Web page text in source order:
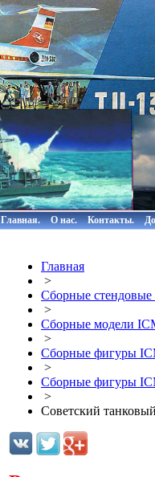
Главная. О нас. Контакты.
Главная
>
Сборные стендовые
>
Сборные модели
>
Сборные фигуры
>
Сборные фигуры
>
Советский